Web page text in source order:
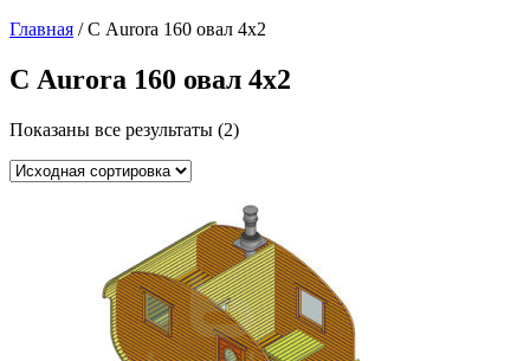
Главная / С Aurora 160 овал 4х2
С Aurora 160 овал 4х2
Показаны все результаты (2)